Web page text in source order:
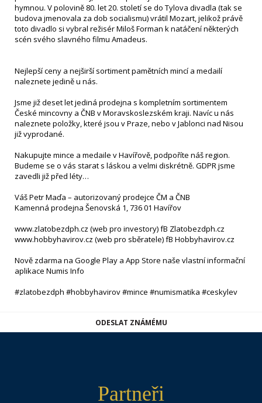
hymnou. V polovině 80. let 20. století se do Tylova divadla (tak se
budova jmenovala za dob socialismu) vrátil Mozart, jelikož právě
toto divadlo si vybral režisér Miloš Forman k natáčení některých
scén svého slavného filmu Amadeus.
Nejlepší ceny a nejširší sortiment pamětních mincí a medailí
naleznete jedině u nás.
Jsme již deset let jediná prodejna s kompletním sortimentem
České mincovny a ČNB v Moravskoslezském kraji. Navíc u nás
naleznete položky, které jsou v Praze, nebo v Jablonci nad Nisou
již vyprodané.
Nakupujte mince a medaile v Havířově, podpoříte náš region.
Budeme se o vás starat s láskou a velmi diskrétně. GDPR jsme
zavedli již před léty…
Váš Petr Maďa – autorizovaný prodejce ČM a ČNB
Kamenná prodejna Šenovská 1, 736 01 Havířov
www.zlatobezdph.cz (web pro investory) fB Zlatobezdph.cz
www.hobbyhavirov.cz (web pro sběratele) fB Hobbyhavirov.cz
Nově zdarma na Google Play a App Store naše vlastní informační
aplikace Numis Info
#zlatobezdph #hobbyhavirov #mince #numismatika #ceskylev
ODESLAT ZNÁMÉMU
Partneři